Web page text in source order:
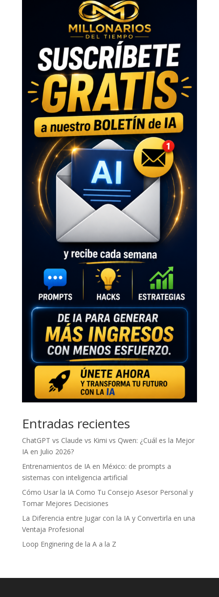
Entradas recientes
ChatGPT vs Claude vs Kimi vs Qwen: ¿Cuál es la Mejor
IA en Julio 2026?
Entrenamientos de IA en México: de prompts a
sistemas con inteligencia artificial
Cómo Usar la IA Como Tu Consejo Asesor Personal y
Tomar Mejores Decisiones
La Diferencia entre Jugar con la IA y Convertirla en una
Ventaja Profesional
Loop Enginering de la A a la Z